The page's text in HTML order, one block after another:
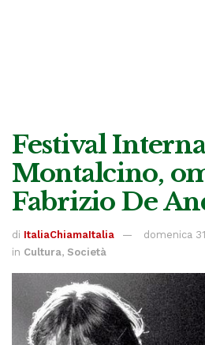
Festival
Montalcino,
Fabrizio De
di ItaliaChiamaItalia
domenica
in Cultura, Società